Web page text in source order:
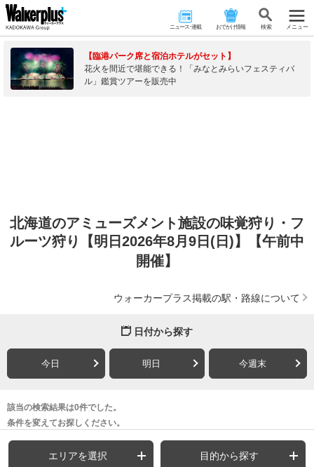
ニュース･連載 おでかけ情報 検 索 メニュー
【臨港パーク席と宿泊ホテルがセット】
花火を間近で堪能できる！「みなとみらいフェスティバ
ル」鑑賞ツアーを販売中
北海道のアミューズメント施設の味覚狩り・フ
ルーツ狩り【明日2026年8月9日(日)】【午前中
開催】
ウォーカープラス掲載の駅・路線について
日付から探す
今日 明日 今週末
該当の検索結果は0件でした。
条件を変えてお探しください。
エリアを選択 目的から探す